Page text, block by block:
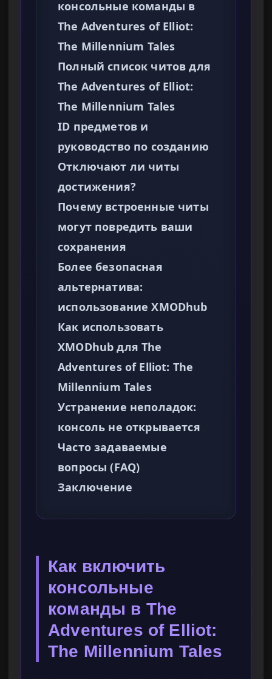
консольные команды в
The Adventures of Elliot:
The Millennium Tales
Полный список читов для
The Adventures of Elliot:
The Millennium Tales
ID предметов и
руководство по созданию
Отключают ли читы
достижения?
Почему встроенные читы
могут повредить ваши
сохранения
Более безопасная
альтернатива:
использование XMODhub
Как использовать
XMODhub для The
Adventures of Elliot: The
Millennium Tales
Устранение неполадок:
консоль не открывается
Часто задаваемые
вопросы (FAQ)
Заключение
Как включить
консольные
команды в The
Adventures of Elliot:
The Millennium Tales